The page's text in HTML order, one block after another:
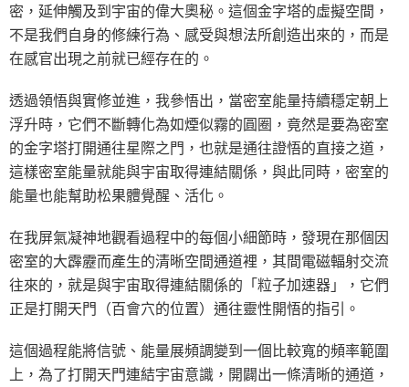
密，延伸觸及到宇宙的偉大奧秘。這個金字塔的虛擬空間，
不是我們自身的修練行為、感受與想法所創造出來的，而是
在感官出現之前就已經存在的。
透過領悟與實修並進，我參悟出，當密室能量持續穩定朝上
浮升時，它們不斷轉化為如煙似霧的圓圈，竟然是要為密室
的金字塔打開通往星際之門，也就是通往證悟的直接之道，
這樣密室能量就能與宇宙取得連結關係，與此同時，密室的
能量也能幫助松果體覺醒、活化。
在我屏氣凝神地觀看過程中的每個小細節時，發現在那個因
密室的大霹靂而產生的清晰空間通道裡，其間電磁輻射交流
往來的，就是與宇宙取得連結關係的「粒子加速器」，它們
正是打開天門（百會穴的位置）通往靈性開悟的指引。
這個過程能將信號、能量展頻調變到一個比較寬的頻率範圍
上，為了打開天門連結宇宙意識，開闢出一條清晰的通道，